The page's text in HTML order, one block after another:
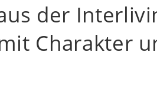
der
Charakter